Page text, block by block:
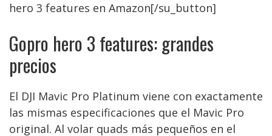
hero 3 features en Amazon[/su_button]
Gopro hero 3 features: grandes
precios
El DJI Mavic Pro Platinum viene con exactamente
las mismas especificaciones que el Mavic Pro
original. Al volar quads más pequeños en el